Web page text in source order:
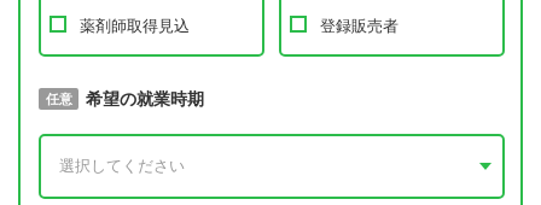
薬剤師取得見込 登録販売者
必須 取得予定年
任意 希望の就業時期